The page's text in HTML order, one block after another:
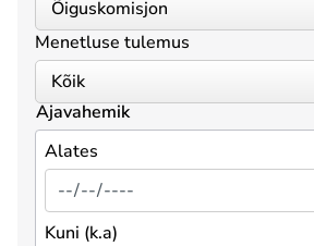
Menetluse tulemus
Ajavahemik
Alates
Kuni (k.a)